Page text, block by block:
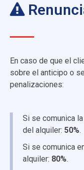
En caso de que el
sobre el anticipo o
penalizaciones:
Si se comunica
del alquiler: 50%.
Si se comunica
alquiler: 80%.